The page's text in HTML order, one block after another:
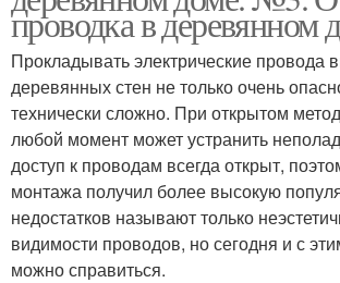
проводка в деревянном
Прокладывать электрические провода
деревянных стен не только очень
технически сложно. При открытом
любой момент может устранить
доступ к проводам всегда открыт,
монтажа получил более высокую
недостатков называют только
видимости проводов, но сегодня и с
можно справиться.